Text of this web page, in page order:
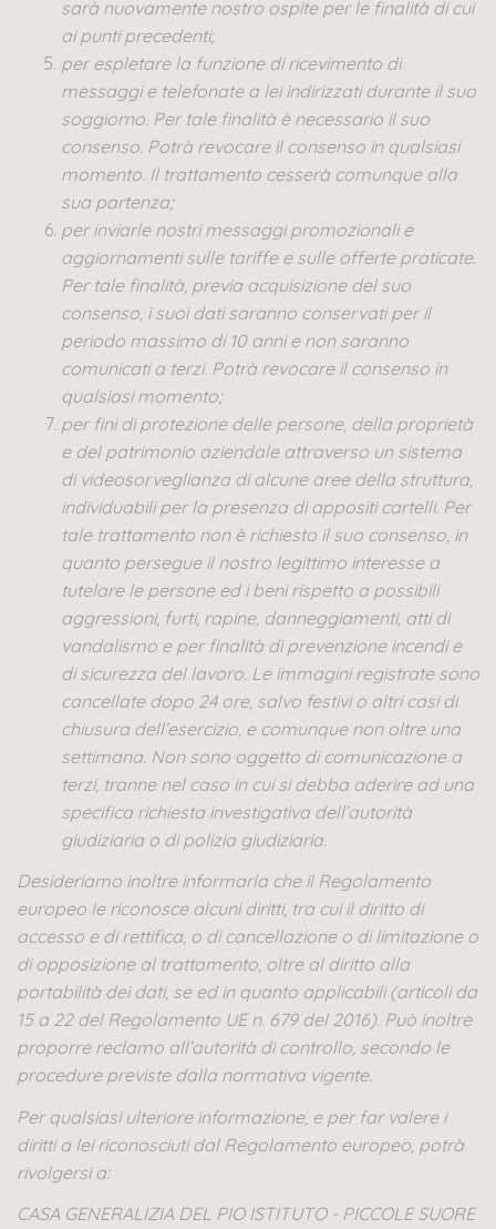
sarà nuovamente nostro ospite per le finalità di cui
ai punti precedenti;
per espletare la funzione di ricevimento di
messaggi e telefonate a lei indirizzati durante il suo
soggiorno. Per tale finalità è necessario il suo
consenso. Potrà revocare il consenso in qualsiasi
momento. Il trattamento cesserà comunque alla
sua partenza;
per inviarle nostri messaggi promozionali e
aggiornamenti sulle tariffe e sulle offerte praticate.
Per tale finalità, previa acquisizione del suo
consenso, i suoi dati saranno conservati per il
periodo massimo di 10 anni e non saranno
comunicati a terzi. Potrà revocare il consenso in
qualsiasi momento;
per fini di protezione delle persone, della proprietà
e del patrimonio aziendale attraverso un sistema
di videosorveglianza di alcune aree della struttura,
individuabili per la presenza di appositi cartelli. Per
tale trattamento non è richiesto il suo consenso, in
quanto persegue il nostro legittimo interesse a
tutelare le persone ed i beni rispetto a possibili
aggressioni, furti, rapine, danneggiamenti, atti di
vandalismo e per finalità di prevenzione incendi e
di sicurezza del lavoro. Le immagini registrate sono
cancellate dopo 24 ore, salvo festivi o altri casi di
chiusura dell’esercizio, e comunque non oltre una
settimana. Non sono oggetto di comunicazione a
terzi, tranne nel caso in cui si debba aderire ad una
specifica richiesta investigativa dell’autorità
giudiziaria o di polizia giudiziaria.
Desideriamo inoltre informarla che il Regolamento
europeo le riconosce alcuni diritti, tra cui il diritto di
accesso e di rettifica, o di cancellazione o di limitazione o
di opposizione al trattamento, oltre al diritto alla
portabilità dei dati, se ed in quanto applicabili (articoli da
15 a 22 del Regolamento UE n. 679 del 2016). Può inoltre
proporre reclamo all’autorità di controllo, secondo le
procedure previste dalla normativa vigente.
Per qualsiasi ulteriore informazione, e per far valere i
diritti a lei riconosciuti dal Regolamento europeo, potrà
rivolgersi a:
CASA GENERALIZIA DEL PIO ISTITUTO - PICCOLE SUORE